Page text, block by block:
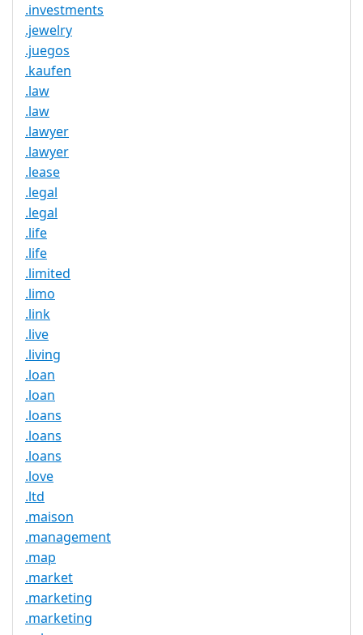
.investments
.jewelry
.juegos
.kaufen
.law
.law
.lawyer
.lawyer
.lease
.legal
.legal
.life
.life
.limited
.limo
.link
.live
.living
.loan
.loan
.loans
.loans
.loans
.love
.ltd
.maison
.management
.map
.market
.marketing
.marketing